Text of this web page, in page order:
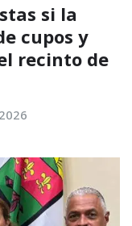
si la
cupos y
recinto de